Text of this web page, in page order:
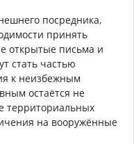
посредника,
принять
открытые письма и
стать частью
к неизбежным
остаётся не
территориальных
на вооружённые